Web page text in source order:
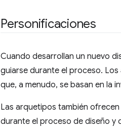
Personificaciones
Cuando desarrollan un nuevo
guiarse durante el proceso.
que, a menudo, se basan en la
Las arquetipos también
durante el proceso de diseño y